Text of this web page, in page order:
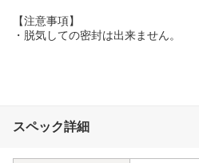
【注意事項】
・脱気しての密封は出来ません。
スペック詳細